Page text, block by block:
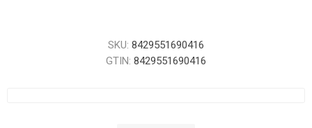
SKU: 8429551690416
GTIN: 8429551690416